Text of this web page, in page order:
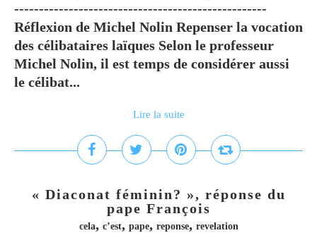
---------------------------------------------------
Réflexion de Michel Nolin Repenser la vocation
des célibataires laïques Selon le professeur
Michel Nolin, il est temps de considérer aussi
le célibat...
Lire la suite
« Diaconat féminin? », réponse du
pape François
cela, c’est, pape, reponse, revelation